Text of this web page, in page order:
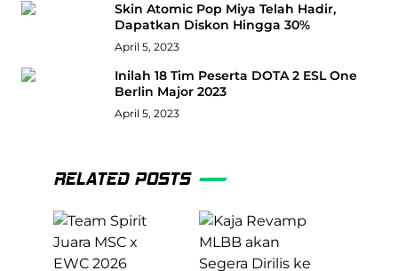
Skin Atomic Pop Miya Telah Hadir,
Dapatkan Diskon Hingga 30%
April 5, 2023
Inilah 18 Tim Peserta DOTA 2 ESL One
Berlin Major 2023
April 5, 2023
RELATED POSTS